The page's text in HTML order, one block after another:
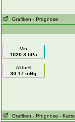
Grafiken - Prognose
Min
1020.8 hPa
Aktuell
30.17 inHg
Grafiken - Prognose - Karte